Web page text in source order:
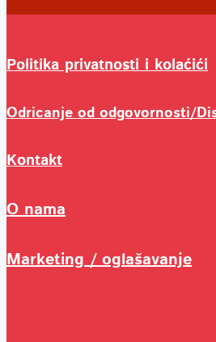
Politika privatnosti i kolaćići
Odricanje od odgovornosti/
Kontakt
O nama
Marketing / oglašavanje